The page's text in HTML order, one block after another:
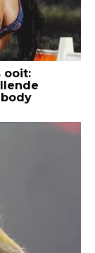
ooit: